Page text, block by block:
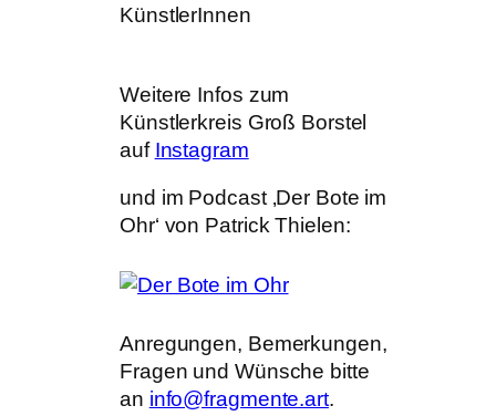
KünstlerInnen
Weitere Infos zum
Künstlerkreis Groß Borstel
auf Instagram
und im Podcast ‚Der Bote im
Ohr‘ von Patrick Thielen:
Anregungen, Bemerkungen,
Fragen und Wünsche bitte
an info@fragmente.art.